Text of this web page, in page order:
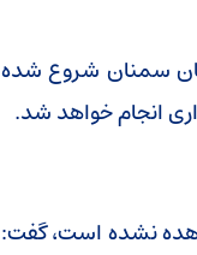
سمنان شروع شده
انجام خواهد شد.
نشده است، گفت: